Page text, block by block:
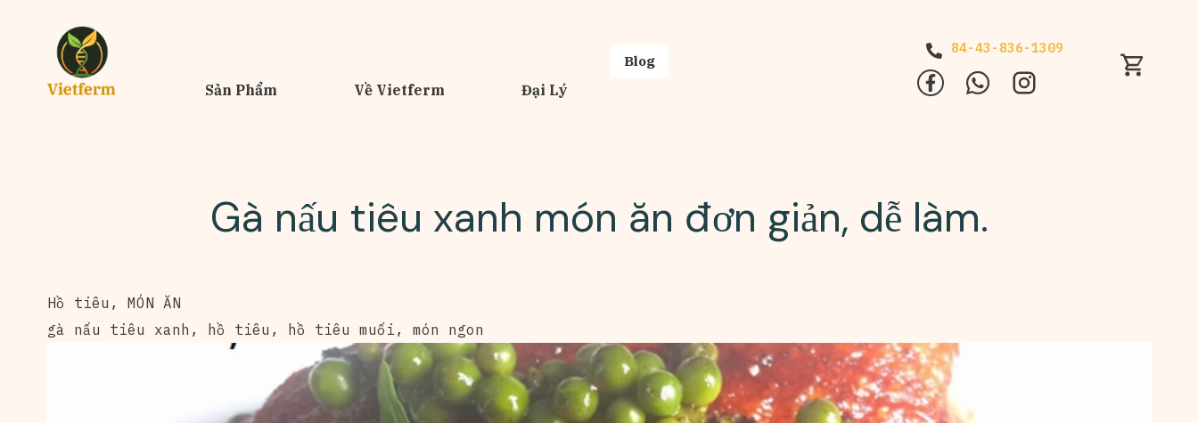
Sản Phẩm Về Vietferm Đại Lý
Blog
84-43-836-1309
Gà nấu tiêu xanh món ăn đơn giản, dễ làm.
Hồ tiêu , MÓN ĂN
gà nấu tiêu xanh , hồ tiêu , hồ tiêu muối , món ngon